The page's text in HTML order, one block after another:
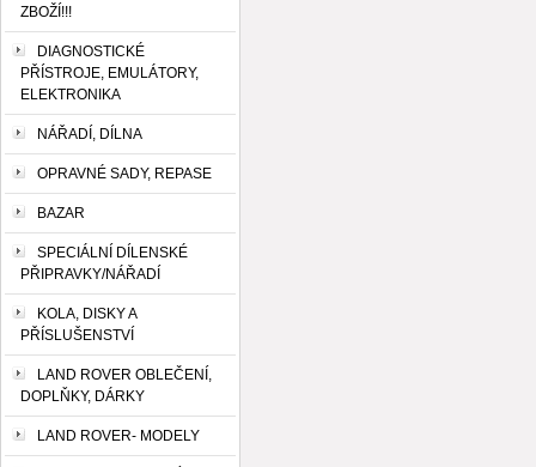
ZBOŽÍ!!!
DIAGNOSTICKÉ
PŘÍSTROJE, EMULÁTORY,
ELEKTRONIKA
NÁŘADÍ, DÍLNA
OPRAVNÉ SADY, REPASE
BAZAR
SPECIÁLNÍ DÍLENSKÉ
PŘIPRAVKY/NÁŘADÍ
KOLA, DISKY A
PŘÍSLUŠENSTVÍ
LAND ROVER OBLEČENÍ,
DOPLŇKY, DÁRKY
LAND ROVER- MODELY